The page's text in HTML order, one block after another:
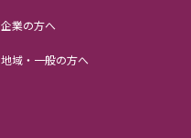
企業の方へ
地域・一般の方へ